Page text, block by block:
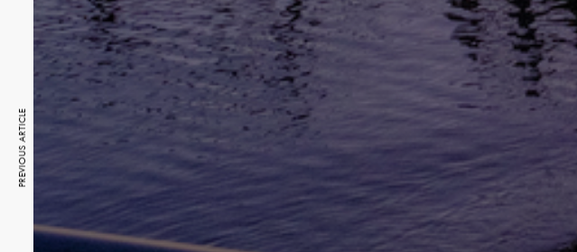
PREVIOUS ARTICLE